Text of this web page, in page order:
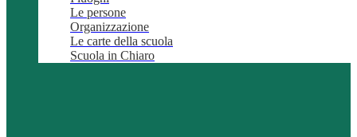
Le persone
Organizzazione
Le carte della scuola
Scuola in Chiaro